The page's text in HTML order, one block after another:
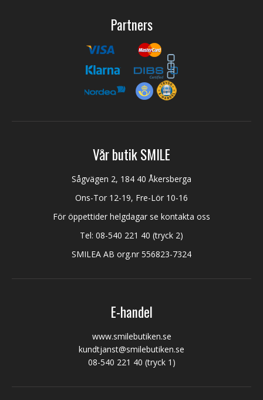
Partners
Vår butik SMILE
Sågvägen 2, 184 40 Åkersberga
Ons-Tor 12-19, Fre-Lör 10-16
För öppettider helgdagar se kontakta oss
Tel: 08-540 221 40 (tryck 2)
SMILEA AB org.nr 556823-7324
E-handel
www.smilebutiken.se
kundtjanst@smilebutiken.se
08-540 221 40 (tryck 1)